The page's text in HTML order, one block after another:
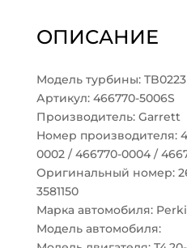
ОПИСАНИЕ
Модель турбины: TB0223
Артикул: 466770-5006S
Производитель: Garrett
Номер производителя:
0002 / 466770-0004 /
Оригинальный номер:
3581150
Марка автомобиля:
Модель автомобиля: